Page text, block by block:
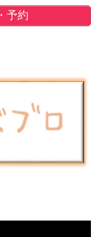
予約